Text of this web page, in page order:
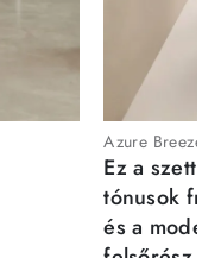
Azure Breeze
Ez a szett
tónusok
és a